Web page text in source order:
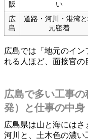
阪
い
広
島
道路・河川・港湾
元密着
広島では「地元のイ
れる人ほど、面接官の
広島で多い工事
発）と仕事の中身
広島県は山と海にはさ
河川と、土木色の濃